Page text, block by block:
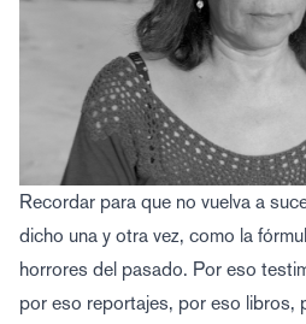
Recordar para que no vuelva a
dicho una y otra vez, como la
horrores del pasado. Por eso
por eso reportajes, por eso libros,